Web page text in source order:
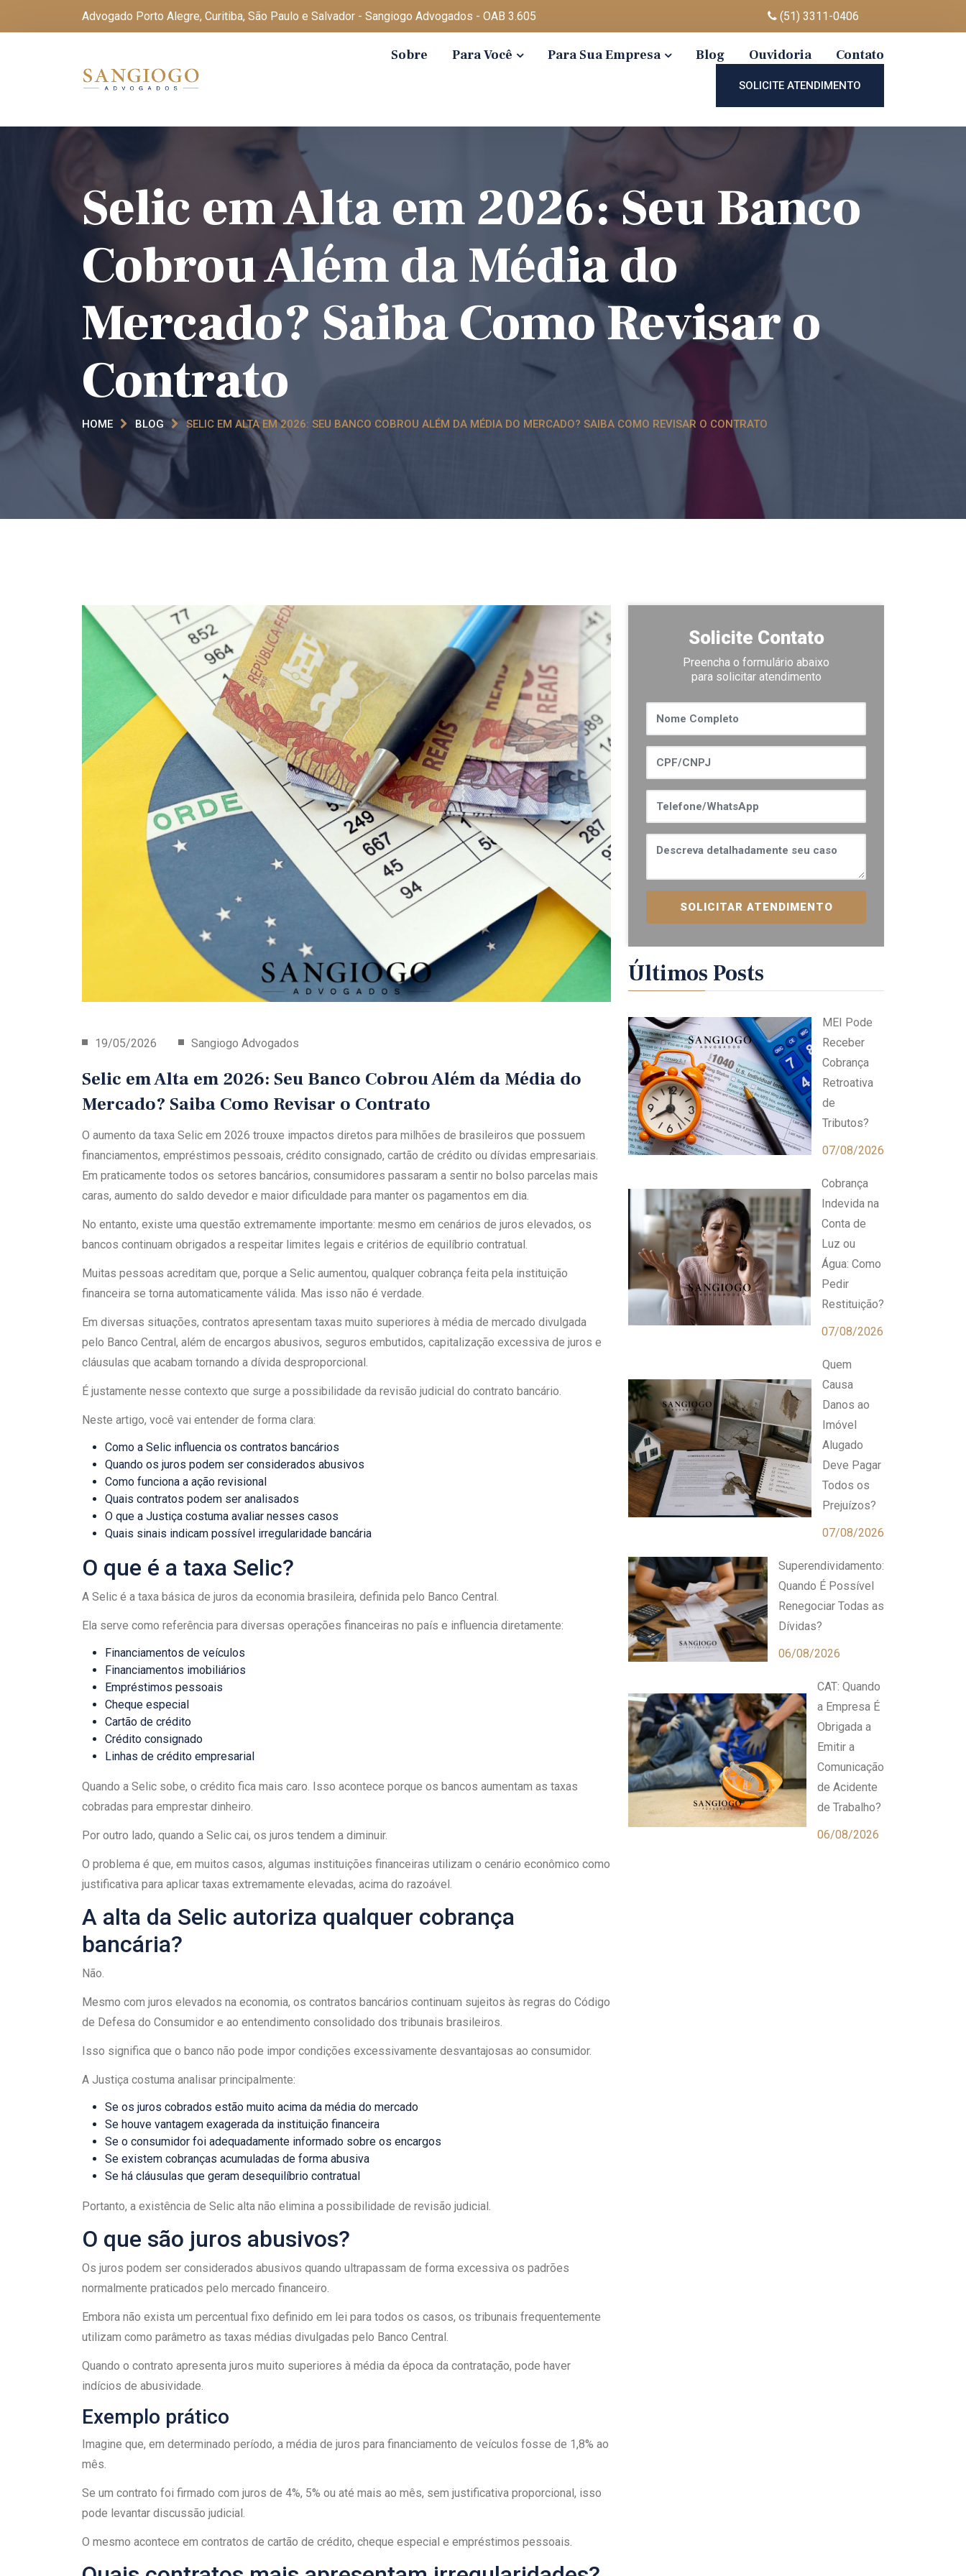
Advogado Porto Alegre, Curitiba, São Paulo e Salvador - Sangiogo Advogados - OAB 3.605 (51) 3311-0406
Sobre Para Você Para Sua Empresa Blog Ouvidoria Contato
SOLICITE ATENDIMENTO
Selic em Alta em 2026: Seu Banco
Cobrou Além da Média do
Mercado? Saiba Como Revisar o
Contrato
HOME BLOG SELIC EM ALTA EM 2026: SEU BANCO COBROU ALÉM DA MÉDIA DO MERCADO? SAIBA COMO REVISAR O CONTRATO
19/05/2026 Sangiogo Advogados
Selic em Alta em 2026: Seu Banco Cobrou Além da Média do
Mercado? Saiba Como Revisar o Contrato
O aumento da taxa Selic em 2026 trouxe impactos diretos para milhões de brasileiros que possuem
financiamentos, empréstimos pessoais, crédito consignado, cartão de crédito ou dívidas empresariais.
Em praticamente todos os setores bancários, consumidores passaram a sentir no bolso parcelas mais
caras, aumento do saldo devedor e maior dificuldade para manter os pagamentos em dia.
No entanto, existe uma questão extremamente importante: mesmo em cenários de juros elevados, os
bancos continuam obrigados a respeitar limites legais e critérios de equilíbrio contratual.
Muitas pessoas acreditam que, porque a Selic aumentou, qualquer cobrança feita pela instituição
financeira se torna automaticamente válida. Mas isso não é verdade.
Em diversas situações, contratos apresentam taxas muito superiores à média de mercado divulgada
pelo Banco Central, além de encargos abusivos, seguros embutidos, capitalização excessiva de juros e
cláusulas que acabam tornando a dívida desproporcional.
É justamente nesse contexto que surge a possibilidade da revisão judicial do contrato bancário.
Neste artigo, você vai entender de forma clara:
Como a Selic influencia os contratos bancários
Quando os juros podem ser considerados abusivos
Como funciona a ação revisional
Quais contratos podem ser analisados
O que a Justiça costuma avaliar nesses casos
Quais sinais indicam possível irregularidade bancária
O que é a taxa Selic?
A Selic é a taxa básica de juros da economia brasileira, definida pelo Banco Central.
Ela serve como referência para diversas operações financeiras no país e influencia diretamente:
Financiamentos de veículos
Financiamentos imobiliários
Empréstimos pessoais
Cheque especial
Cartão de crédito
Crédito consignado
Linhas de crédito empresarial
Quando a Selic sobe, o crédito fica mais caro. Isso acontece porque os bancos aumentam as taxas
cobradas para emprestar dinheiro.
Por outro lado, quando a Selic cai, os juros tendem a diminuir.
O problema é que, em muitos casos, algumas instituições financeiras utilizam o cenário econômico como
justificativa para aplicar taxas extremamente elevadas, acima do razoável.
A alta da Selic autoriza qualquer cobrança
bancária?
Não.
Mesmo com juros elevados na economia, os contratos bancários continuam sujeitos às regras do Código
de Defesa do Consumidor e ao entendimento consolidado dos tribunais brasileiros.
Isso significa que o banco não pode impor condições excessivamente desvantajosas ao consumidor.
A Justiça costuma analisar principalmente:
Se os juros cobrados estão muito acima da média do mercado
Se houve vantagem exagerada da instituição financeira
Se o consumidor foi adequadamente informado sobre os encargos
Se existem cobranças acumuladas de forma abusiva
Se há cláusulas que geram desequilíbrio contratual
Portanto, a existência de Selic alta não elimina a possibilidade de revisão judicial.
O que são juros abusivos?
Os juros podem ser considerados abusivos quando ultrapassam de forma excessiva os padrões
normalmente praticados pelo mercado financeiro.
Embora não exista um percentual fixo definido em lei para todos os casos, os tribunais frequentemente
utilizam como parâmetro as taxas médias divulgadas pelo Banco Central.
Quando o contrato apresenta juros muito superiores à média da época da contratação, pode haver
indícios de abusividade.
Exemplo prático
Imagine que, em determinado período, a média de juros para financiamento de veículos fosse de 1,8% ao
mês.
Se um contrato foi firmado com juros de 4%, 5% ou até mais ao mês, sem justificativa proporcional, isso
pode levantar discussão judicial.
O mesmo acontece em contratos de cartão de crédito, cheque especial e empréstimos pessoais.
Solicite Contato
Preencha o formulário abaixo
para solicitar atendimento
SOLICITAR ATENDIMENTO
Últimos Posts
MEI Pode
Receber
Cobrança
Retroativa
de
Tributos?
07/08/2026
Cobrança
Indevida na
Conta de
Luz ou
Água: Como
Pedir
Restituição?
07/08/2026
Quem
Causa
Danos ao
Imóvel
Alugado
Deve Pagar
Todos os
Prejuízos?
07/08/2026
Superendividamento:
Quando É Possível
Renegociar Todas as
Dívidas?
06/08/2026
CAT: Quando
a Empresa É
Obrigada a
Emitir a
Comunicação
de Acidente
de Trabalho?
06/08/2026